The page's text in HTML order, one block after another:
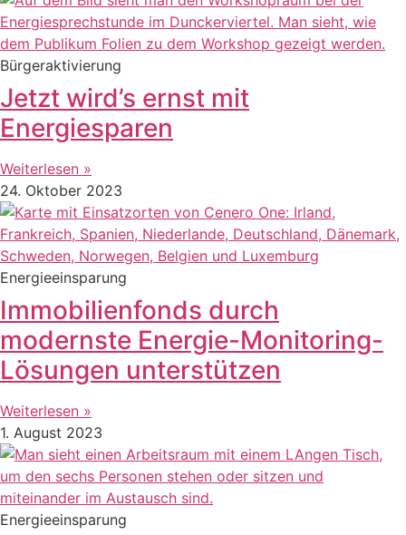
Bürgeraktivierung
Jetzt wird’s ernst mit
Energiesparen
Weiterlesen »
24. Oktober 2023
Energieeinsparung
Immobilienfonds durch
modernste Energie-Monitoring-
Lösungen unterstützen
Weiterlesen »
1. August 2023
Energieeinsparung